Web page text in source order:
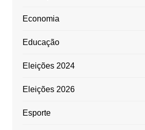
Economia
Educação
Eleições 2024
Eleições 2026
Esporte